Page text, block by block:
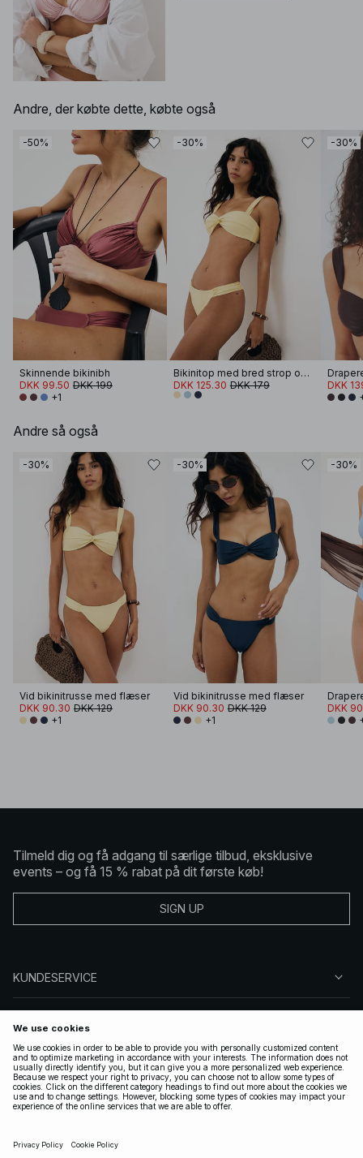
Andre, der købte dette, købte også
-50%
Skinnende bikinibh
DKK 99.50 DKK 199
+1
-30%
Bikinitop med bred strop og snoning foran
DKK 125.30 DKK 179
-30%
DKK
Andre så også
-30%
Vid bikinitrusse med flæser
DKK 90.30 DKK 129
+1
-30%
Vid bikinitrusse med flæser
DKK 90.30 DKK 129
+1
-30%
DKK
Tilmeld dig og få adgang til særlige tilbud, eksklusive
events – og få 15 % rabat på dit første køb!
SIGN UP
KUNDESERVICE
FØLG OS
GYLDIGE